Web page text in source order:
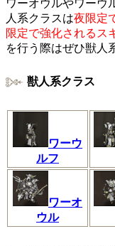
ワーオウルやワーウ
人系クラスは夜限定
限定で強化されるス
を行う際はぜひ獣人
獣人系クラス
ワーウ
ルフ
ワーオ
ウル